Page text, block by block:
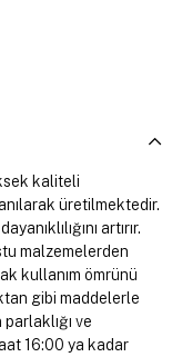
kaliteli
üretilmektedir.
artırır.
malzemelerden
kullanım ömrünü
gibi maddelerle
ve
16:00 ya kadar